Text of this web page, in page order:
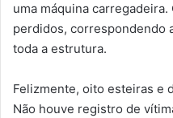
uma máquina carregadeira.
perdidos, correspondendo
toda a estrutura.
Felizmente, oito esteiras e
Não houve registro de